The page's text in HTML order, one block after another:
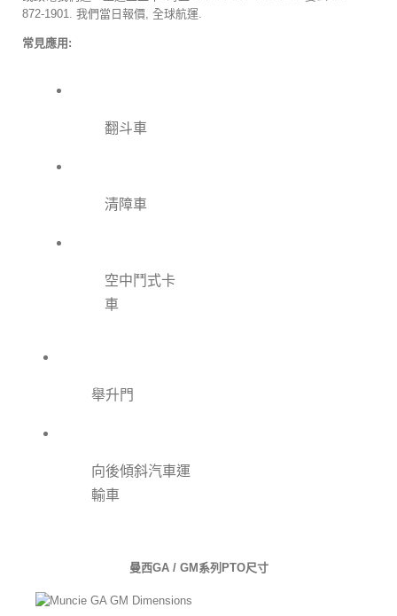
872-1901. 我們當日報價, 全球航運.
常見應用:
翻斗車
清障車
空中鬥式卡
車
舉升門
向後傾斜汽車運
輸車
曼西GA / GM系列PTO尺寸